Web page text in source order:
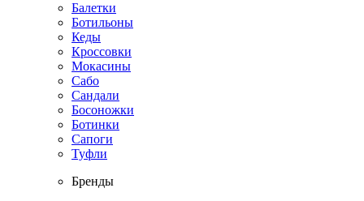
Балетки
Ботильоны
Кеды
Кроссовки
Мокасины
Сабо
Сандали
Босоножки
Ботинки
Сапоги
Туфли
Бренды